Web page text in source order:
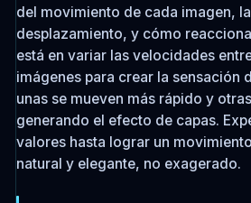
del movimiento de cada imagen,
desplazamiento, y cómo
está en variar las velocidades
imágenes para crear la
unas se mueven más rápido y
generando el efecto de capas.
valores hasta lograr un
natural y elegante, no exagerado.